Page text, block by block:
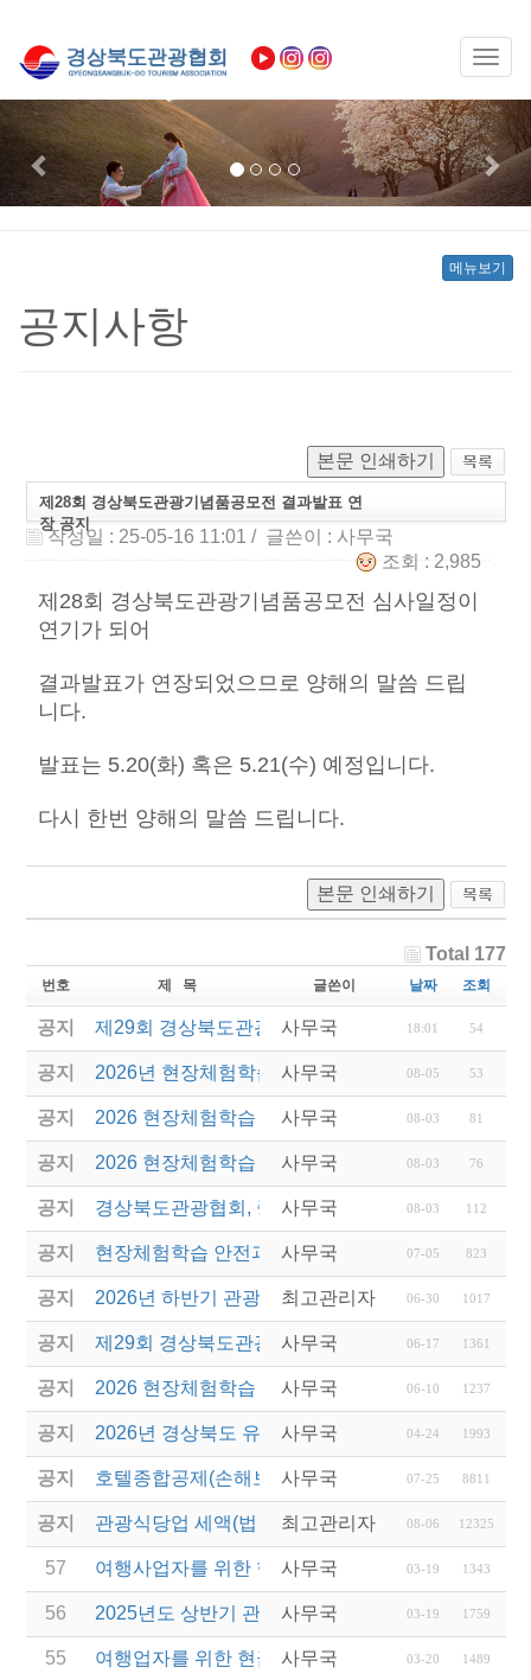
Previous
메뉴보기
공지사항
본문 인쇄하기
제28회 경상북도관광기념품공모전 결과발표 연
장 공지
작성일 : 25-05-16 11:01 / 글쓴이 : 사무국
조회 : 2,985
제28회 경상북도관광기념품공모전 심사일정이
연기가 되어
결과발표가 연장되었으므로 양해의 말씀 드립
니다.
발표는 5.20(화) 혹은 5.21(수) 예정입니다.
다시 한번 양해의 말씀 드립니다.
본문 인쇄하기
Total 177
번호 제 목 글쓴이 날짜 조회
공지 제29회 경상북도관광기념품공모전 결과발표
사무국 18:01 54
공지 2026년 현장체험학습 안전과정(신규.재강습) 교육
사무국 08-05 53
공지 2026 현장체험학습 안전과정 교육(신규. 재강습)
사무국 08-03 81
공지 2026 현장체험학습 안전과정(신규. 재강습) 교육 성
사무국 08-03 76
공지 경상북도관광협회, 중국 단동 해외여행상품 개발 팸
사무국 08-03 112
공지 현장체험학습 안전과정(신규/재강습) 안내
사무국 07-05 823
공지 2026년 하반기 관광진흥개발기금 융자 시행 안내
최고관리자 06-30 1017
공지 제29회 경상북도관광기념품공모전 개최
사무국 06-17 1361
공지 2026 현장체험학습 안전과정(신규.재강습)
사무국 06-10 1237
공지 2026년 경상북도 유니크베뉴를 활용한 MICE행사
사무국 04-24 1993
공지 호텔종합공제(손해보험) 서비스 안내
사무국 07-25 8811
공지 관광식당업 세액(법인세 및 소득세)감면 제도 안내
최고관리자 08-06 12325
57 여행사업자를 위한 현금영수증 관련 웨비나 실시
사무국 03-19 1343
56 2025년도 상반기 관광진흥개발기금 융자 시행 변
사무국 03-19 1759
55 여행업자를 위한 현금영수증 관련 웨비나 진행
사무국 03-20 1489